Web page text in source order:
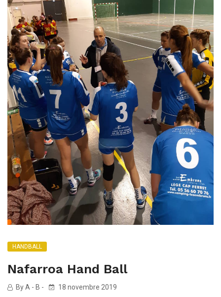
HANDBALL
Nafarroa Hand Ball
By A - B - 18 novembre 2019